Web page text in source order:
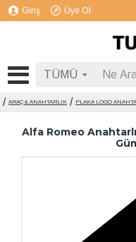
Giriş Üye Ol
TÜMÜ
ARAÇ & ANAHTARLIK PLAKA LOGO
Alfa Romeo